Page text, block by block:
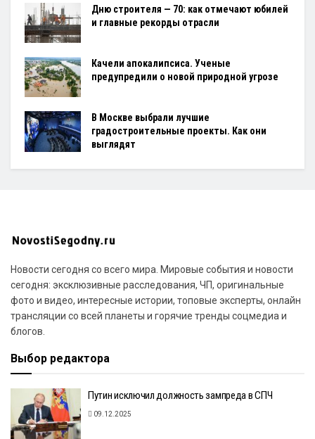
Дню строителя — 70: как отмечают юбилей
и главные рекорды отрасли
Качели апокалипсиса. Ученые
предупредили о новой природной угрозе
В Москве выбрали лучшие
градостроительные проекты. Как они
выглядят
Новости сегодня со всего мира. Мировые события и новости
сегодня: эксклюзивные расследования, ЧП, оригинальные
фото и видео, интересные истории, топовые эксперты, онлайн
трансляции со всей планеты и горячие тренды соцмедиа и
блогов.
Выбор редактора
Путин исключил должность зампреда в СПЧ
09.12.2025